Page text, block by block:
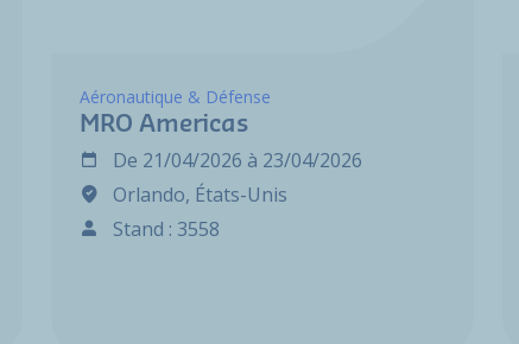
Aéronautique & Défense
MRO Americas
De 21/04/2026 à 23/04/2026
Orlando, États-Unis
Stand : 3558